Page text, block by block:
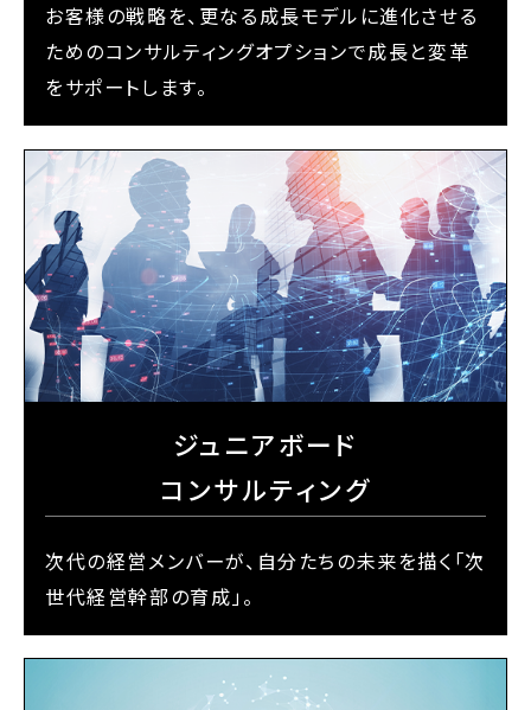
お客様の戦略を、更なる成長モデルに進化させる
ためのコンサルティングオプションで成長と変革
をサポートします。
ジュニアボード
コンサルティング
次代の経営メンバーが、自分たちの未来を描く「次
世代経営幹部の育成」。